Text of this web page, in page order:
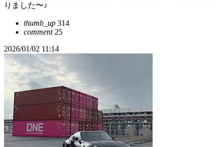
りました〜♪
thumb_up 314
comment25
2026/01/02 11:14